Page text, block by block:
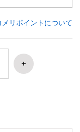
メリポイントについて